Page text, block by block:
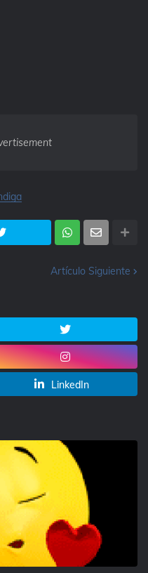
Artículo Siguiente
LinkedIn